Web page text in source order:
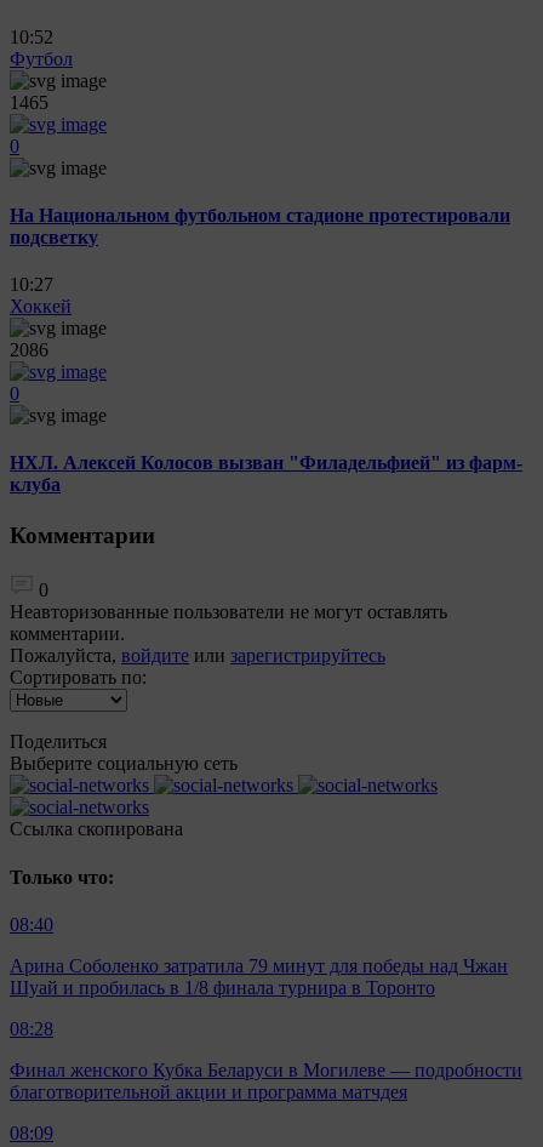
10:52
Футбол
1465
0
На Национальном футбольном стадионе протестировали
подсветку
10:27
Хоккей
2086
0
НХЛ. Алексей Колосов вызван "Филадельфией" из фарм-
клуба
Комментарии
0
Неавторизованные пользователи не могут оставлять
комментарии.
Пожалуйста, войдите или зарегистрируйтесь
Сортировать по:
Поделиться
Выберите социальную сеть
Ccылка скопирована
Только что:
08:40
Арина Соболенко затратила 79 минут для победы над Чжан
Шуай и пробилась в 1/8 финала турнира в Торонто
08:28
Финал женского Кубка Беларуси в Могилеве — подробности
благотворительной акции и программа матчдея
08:09